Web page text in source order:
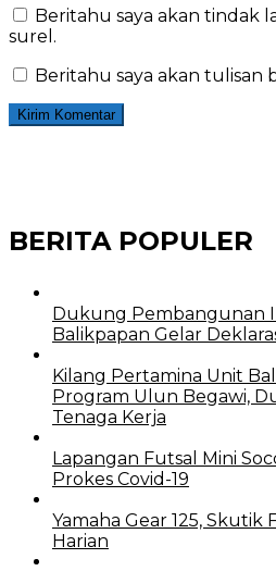
Beritahu saya akan tindak
surel.
Beritahu saya akan tulisan
BERITA POPULER
Dukung Pembangunan
Balikpapan Gelar
Kilang Pertamina Unit
Program Ulun Begawi,
Tenaga Kerja
Lapangan Futsal Mini
Prokes Covid-19
Yamaha Gear 125, Skutik
Harian